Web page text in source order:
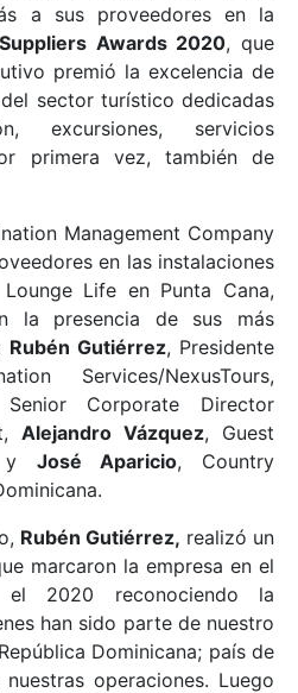
a sus proveedores en la
Suppliers Awards 2020, que
premió la excelencia de
sector turístico dedicadas
excursiones, servicios
primera vez, también de
Management Company
en las instalaciones
Life en Punta Cana,
la presencia de sus más
Rubén Gutiérrez, Presidente
Services/NexusTours,
Corporate Director
Alejandro Vázquez, Guest
y José Aparicio, Country
Rubén Gutiérrez, realizó un
marcaron la empresa en el
el 2020 reconociendo la
han sido parte de nuestro
Dominicana; país de
operaciones. Luego